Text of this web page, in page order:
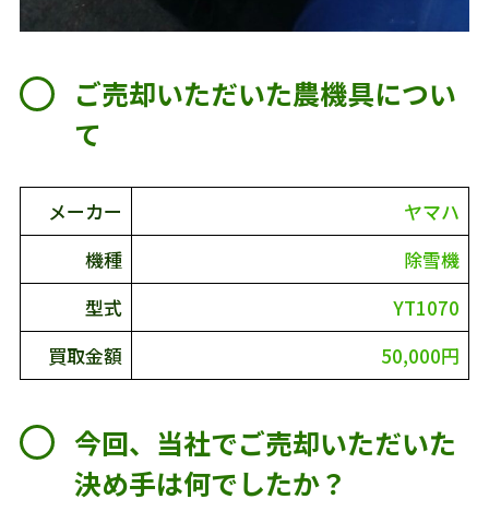
ご売却いただいた農機具につい
て
メーカー
ヤマハ
機種
除雪機
型式
YT1070
買取金額
50,000円
今回、当社でご売却いただいた
決め手は何でしたか？